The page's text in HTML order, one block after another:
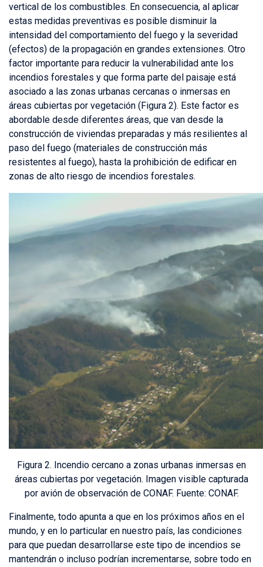
vertical de los combustibles. En consecuencia, al aplicar
estas medidas preventivas es posible disminuir la
intensidad del comportamiento del fuego y la severidad
(efectos) de la propagación en grandes extensiones. Otro
factor importante para reducir la vulnerabilidad ante los
incendios forestales y que forma parte del paisaje está
asociado a las zonas urbanas cercanas o inmersas en
áreas cubiertas por vegetación (Figura 2). Este factor es
abordable desde diferentes áreas, que van desde la
construcción de viviendas preparadas y más resilientes al
paso del fuego (materiales de construcción más
resistentes al fuego), hasta la prohibición de edificar en
zonas de alto riesgo de incendios forestales.
Figura 2. Incendio cercano a zonas urbanas inmersas en
áreas cubiertas por vegetación. Imagen visible capturada
por avión de observación de CONAF. Fuente: CONAF.
Finalmente, todo apunta a que en los próximos años en el
mundo, y en lo particular en nuestro país, las condiciones
para que puedan desarrollarse este tipo de incendios se
mantendrán o incluso podrían incrementarse, sobre todo en